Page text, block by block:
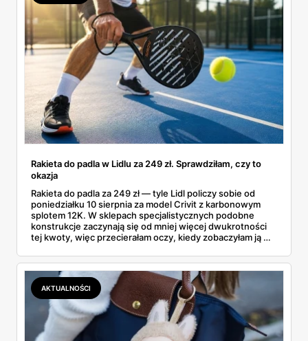
Rakieta do padla w Lidlu za 249 zł. Sprawdziłam, czy to
okazja
Rakieta do padla za 249 zł — tyle Lidl policzy sobie od
poniedziałku 10 sierpnia za model Crivit z karbonowym
splotem 12K. W sklepach specjalistycznych podobne
konstrukcje zaczynają się od mniej więcej dwukrotności
tej kwoty, więc przecierałam oczy, kiedy zobaczyłam ją w
najszybciej rosnący sport w Polsce: kortów przybywa
lawinowo, a chętnych jeszcze szybciej. Sprawdziłam, co
dokładnie dostajemy za te pieniądze i komu taka rakieta
faktycznie wystarczy.
AKTUALNOŚCI